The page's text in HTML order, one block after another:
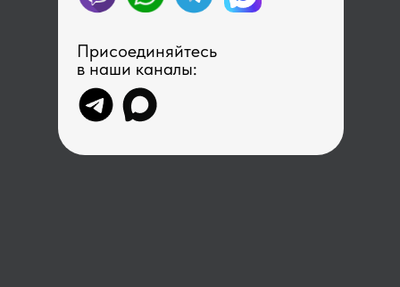
Присоединяйтесь
в наши каналы: